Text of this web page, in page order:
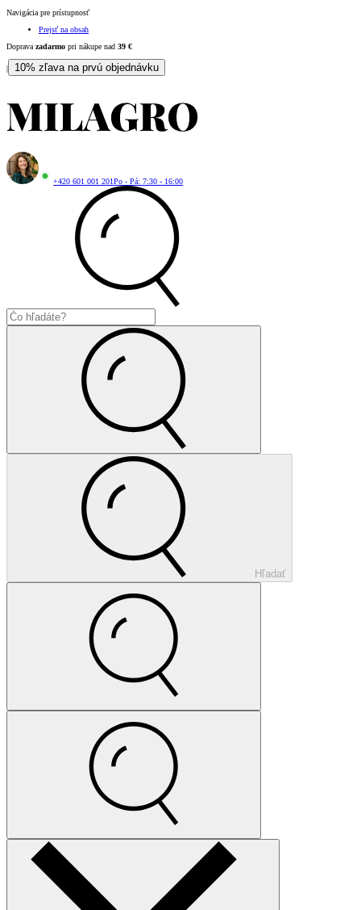
Navigácia pre prístupnosť
Prejsť na obsah
Doprava zadarmo pri nákupe nad 39 €
| 10% zľava na prvú objednávku
+420 601 001 201Po - Pá: 7:30 - 16:00
Hľadať